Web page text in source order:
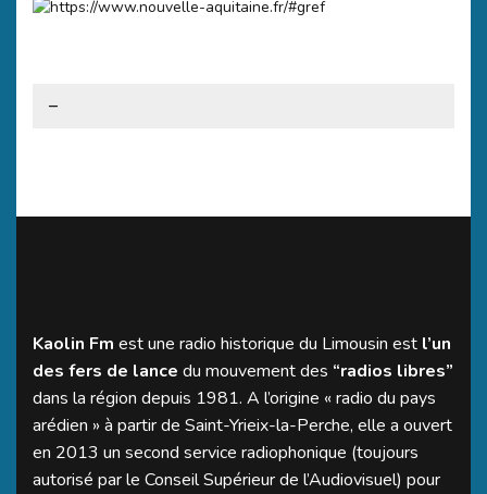
–
Kaolin Fm est une radio historique du Limousin est l’un
des fers de lance du mouvement des “radios libres”
dans la région depuis 1981. A l’origine « radio du pays
arédien » à partir de Saint-Yrieix-la-Perche, elle a ouvert
en 2013 un second service radiophonique (toujours
autorisé par le Conseil Supérieur de l’Audiovisuel) pour